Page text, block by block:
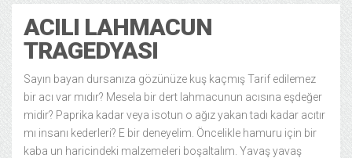
ACILI LAHMACUN
TRAGEDYASI
Sayın bayan dursanıza gözünüze kuş kaçmış Tarif edilemez
bir acı var mıdır? Mesela bir dert lahmacunun acısına eşdeğer
midir? Paprika kadar veya isotun o ağız yakan tadı kadar acıtır
mı insanı kederleri? E bir deneyelim. Öncelikle hamuru için bir
kaba un haricindeki malzemeleri boşaltalım. Yavaş yavaş